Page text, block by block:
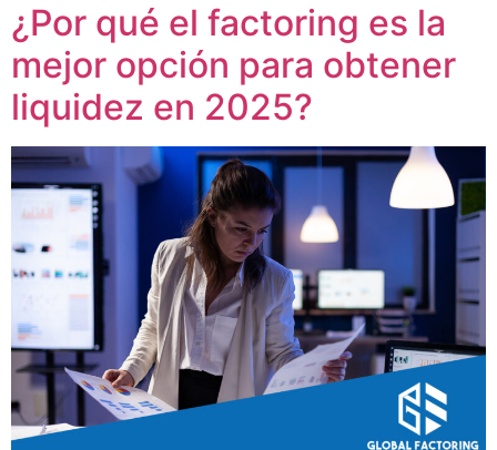
¿Por qué el factoring es la
mejor opción para obtener
liquidez en 2025?